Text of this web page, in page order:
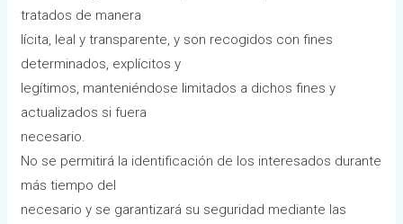
tratados de manera
lícita, leal y transparente, y son recogidos con fines
determinados, explícitos y
legítimos, manteniéndose limitados a dichos fines y
actualizados si fuera
necesario.
No se permitirá la identificación de los interesados durante
más tiempo del
necesario y se garantizará su seguridad mediante las